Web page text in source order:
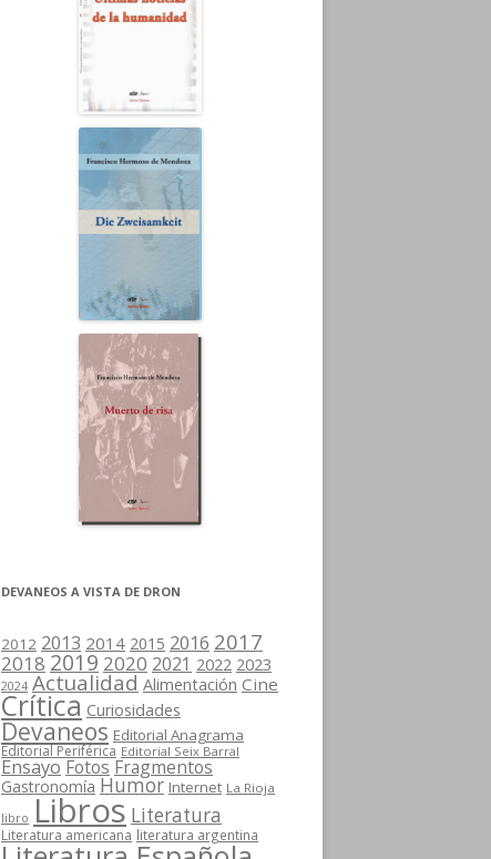
DEVANEOS A VISTA DE DRON
2012 2013 2014 2015 2016 2017
2018 2019 2020 2021 2022 2023
2024 Actualidad Alimentación Cine
Crítica Curiosidades
Devaneos Editorial Anagrama
Editorial Periférica Editorial Seix Barral
Ensayo Fotos Fragmentos
Gastronomía Humor Internet La Rioja
libro Libros Literatura
Literatura americana literatura argentina